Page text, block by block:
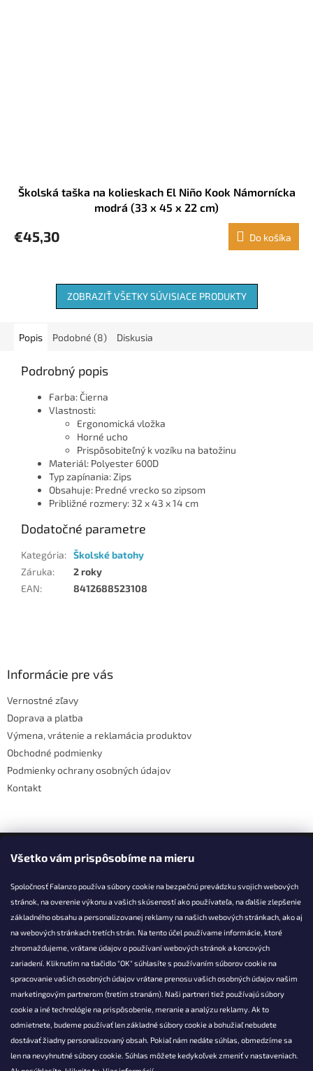
Všetko vám prispôsobíme na mieru
Spoločnosť Falanzo používa súbory cookie na bezpečnú prevádzku svojich webových
stránok, na overenie výkonu a vašich skúseností ako používateľa, na ďalšie zlepšenie
základného obsahu a personalizovanej reklamy na našich webových stránkach, ako aj
na webových stránkach tretích strán. Na tento účel používame informácie, ktoré
zhromažďujeme, vrátane údajov o používaní webových stránok a koncových
zariadení. Kliknutím na tlačidlo "OK" súhlasíte s používaním súborov cookie na
spracovanie vašich osobných údajov vrátane prenosu vašich osobných údajov našim
marketingovým partnerom (tretím stranám). Naši partneri tiež používajú súbory
cookie a iné technológie na prispôsobenie, meranie a analýzu reklamy. Ak to
odmietnete, budeme používať len základné súbory cookie a bohužiaľ nebudete
dostávať žiadny personalizovaný obsah. Pokiaľ nám nedáte súhlas, obmedzíme sa
len na nevyhnutné súbory cookie. Súhlas môžete kedykoľvek zmeniť v nastaveniach.
Školská taška na kolieskach El Niño Kook Námornícka
modrá (33 x 45 x 22 cm)
€45,30 Do košíka
ZOBRAZIŤ VŠETKY SÚVISIACE PRODUKTY
Popis Podobné (8) Diskusia
Podrobný popis
Farba: Čierna
Vlastnosti:
Ergonomická vložka
Horné ucho
Prispôsobiteľný k vozíku na batožinu
Materiál: Polyester 600D
Typ zapínania: Zips
Obsahuje: Predné vrecko so zipsom
Približné rozmery: 32 x 43 x 14 cm
Dodatočné parametre
Kategória: Školské batohy
Záruka:
2 roky
EAN: 8412688523108
Informácie pre vás
Vernostné zľavy
Doprava a platba
Výmena, vrátenie a reklamácia produktov
Obchodné podmienky
Podmienky ochrany osobných údajov
Kontakt
Facebook
KONTAKT
info@falanzo.sk
Falanzo.sk
FalanzoSK